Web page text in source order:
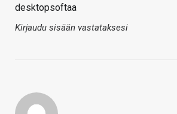
desktopsoftaa
Kirjaudu sisään vastataksesi